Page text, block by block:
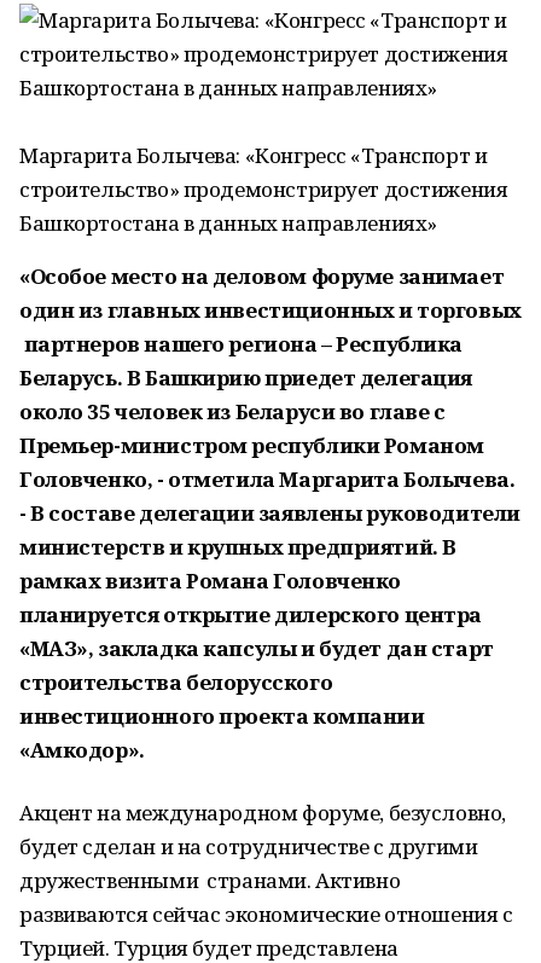
Маргарита Болычева: «Конгресс «Транспорт и
строительство» продемонстрирует достижения
Башкортостана в данных направлениях»
«Особое место на деловом форуме занимает
один из главных инвестиционных и торговых
партнеров нашего региона – Республика
Беларусь. В Башкирию приедет делегация
около 35 человек из Беларуси во главе с
Премьер-министром республики Романом
Головченко, - отметила Маргарита Болычева.
- В составе делегации заявлены руководители
министерств и крупных предприятий. В
рамках визита Романа Головченко
планируется открытие дилерского центра
«МАЗ», закладка капсулы и будет дан старт
строительства белорусского
инвестиционного проекта компании
«Амкодор».
Акцент на международном форуме, безусловно,
будет сделан и на сотрудничестве с другими
дружественными странами. Активно
развиваются сейчас экономические отношения с
Турцией. Турция будет представлена